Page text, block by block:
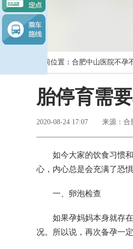
当前位置： 合肥中山医院不孕
胎停育需
2020-08-24 17:07 来源：合
如今大家的饮食习惯
心，内心总是会充满了恐
一、卵泡检查
如果孕妈妈本身就存
况。所以说，再次备孕一